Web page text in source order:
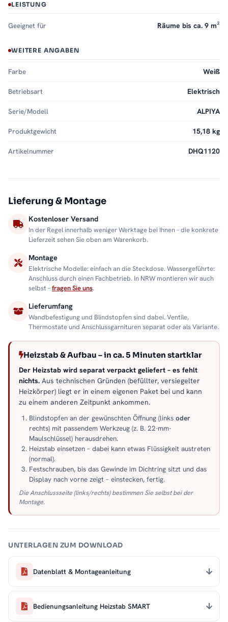
LEISTUNG
Geeignet für Räume bis ca. 9 m²
WEITERE ANGABEN
Farbe Weiß
Betriebsart Elektrisch
Serie/Modell ALPIYA
Produktgewicht 15,18 kg
Artikelnummer DHQ1120
Lieferung & Montage
Kostenloser Versand
In der Regel innerhalb weniger Werktage bei Ihnen – die konkrete
Lieferzeit sehen Sie oben am Warenkorb.
Montage
Elektrische Modelle: einfach an die Steckdose. Wassergeführte:
Anschluss durch einen Fachbetrieb. In NRW montieren wir auch
selbst –fragen Sie uns.
Lieferumfang
Wandbefestigung und Blindstopfen sind dabei. Ventile,
Thermostate und Anschlussgarnituren separat oder als Variante.
Heizstab & Aufbau – in ca. 5 Minuten startklar
Der Heizstab wird separat verpackt geliefert – es fehlt
nichts. Aus technischen Gründen (befüllter, versiegelter
Heizkörper) liegt er in einem eigenen Paket bei und kann
zu einem anderen Zeitpunkt ankommen.
Blindstopfen an der gewünschten Öffnung (links oder
rechts) mit passendem Werkzeug (z. B. 22-mm-
Maulschlüssel) herausdrehen.
Heizstab einsetzen – dabei kann etwas Flüssigkeit austreten
(normal).
Festschrauben, bis das Gewinde im Dichtring sitzt und das
Display nach vorne zeigt – einstecken, fertig.
Die Anschlussseite (links/rechts) bestimmen Sie selbst bei der
Montage.
UNTERLAGEN ZUM DOWNLOAD
Datenblatt & Montageanleitung
Bedienungsanleitung Heizstab SMART